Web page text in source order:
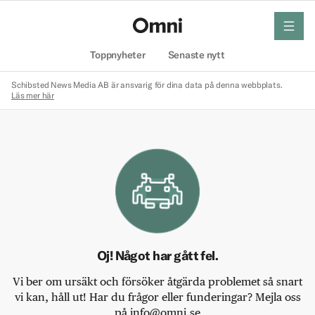
Toppnyheter Senaste nytt
meny
Schibsted News Media AB är ansvarig för dina data på denna webbplats.
Läs mer här
Oj! Något har gått fel.
Vi ber om ursäkt och försöker åtgärda problemet så snart
vi kan, håll ut! Har du frågor eller funderingar? Mejla oss